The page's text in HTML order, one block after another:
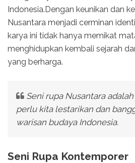
Indonesia.Dengan keunikan dan
Nusantara menjadi cerminan
karya ini tidak hanya memikat
menghidupkan kembali sejarah
yang berharga.
Seni rupa Nusantara
perlu kita lestarikan dan
warisan budaya Indonesia.
Seni Rupa Kontemporer